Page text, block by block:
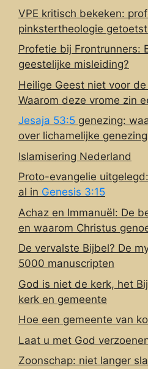
VPE kritisch bekeken:
pinkstertheologie
Profetie bij Frontrunners:
geestelijke misleiding?
Heilige Geest niet voor
Waarom deze vrome zin
Jesaja 53:5 genezing:
over lichamelijke
Islamisering Nederland
Proto-evangelie
al in Genesis 3:15
Achaz en Immanuël: De
en waarom Christus
De vervalste Bijbel? De
5000 manuscripten
God is niet de kerk, het
kerk en gemeente
Hoe een gemeente van
Laat u met God
Zoonschap: niet langer